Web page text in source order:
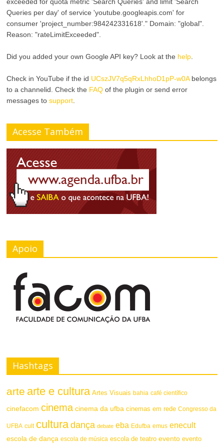
Queries per day' of service 'youtube.googleapis.com' for
consumer 'project_number:984242331618'." Domain: "global".
Reason: "rateLimitExceeded".
Did you added your own Google API key? Look at the help
Check in YouTube if the id UCszJV7q5qRxLhhoD1pP-w0Abelongs
to a channelid. Check the FAQ of the plugin or send error
messages tosupport
Acesse Também
Apoio
Hashtags
arte arte e cultura Artes Visuais bahia café científico
cinefacom cinema cinema da ufba cinemas em rede Congresso da
UFBA cult cultura dança debate eba Edufba emus enecult
escola de dança escola de música escola de teatro evento evento